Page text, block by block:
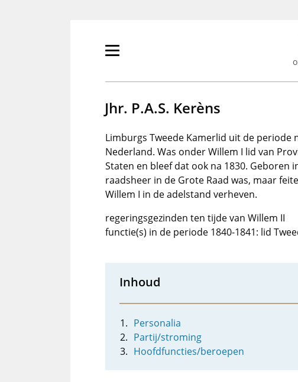
Primair
tonen/verbergen
Jhr. P.A.S. Kerèns
Limburgs Tweede Kamerlid uit de periode
Nederland. Was onder Willem I lid van
Staten en bleef dat ook na 1830. Geboren
raadsheer in de Grote Raad was, maar
Willem I in de adelstand verheven.
regeringsgezinden ten tijde van Willem II
functie(s) in de periode 1840-1841: lid
Inhoud
Personalia
Partij/stroming
Hoofdfuncties/beroepen